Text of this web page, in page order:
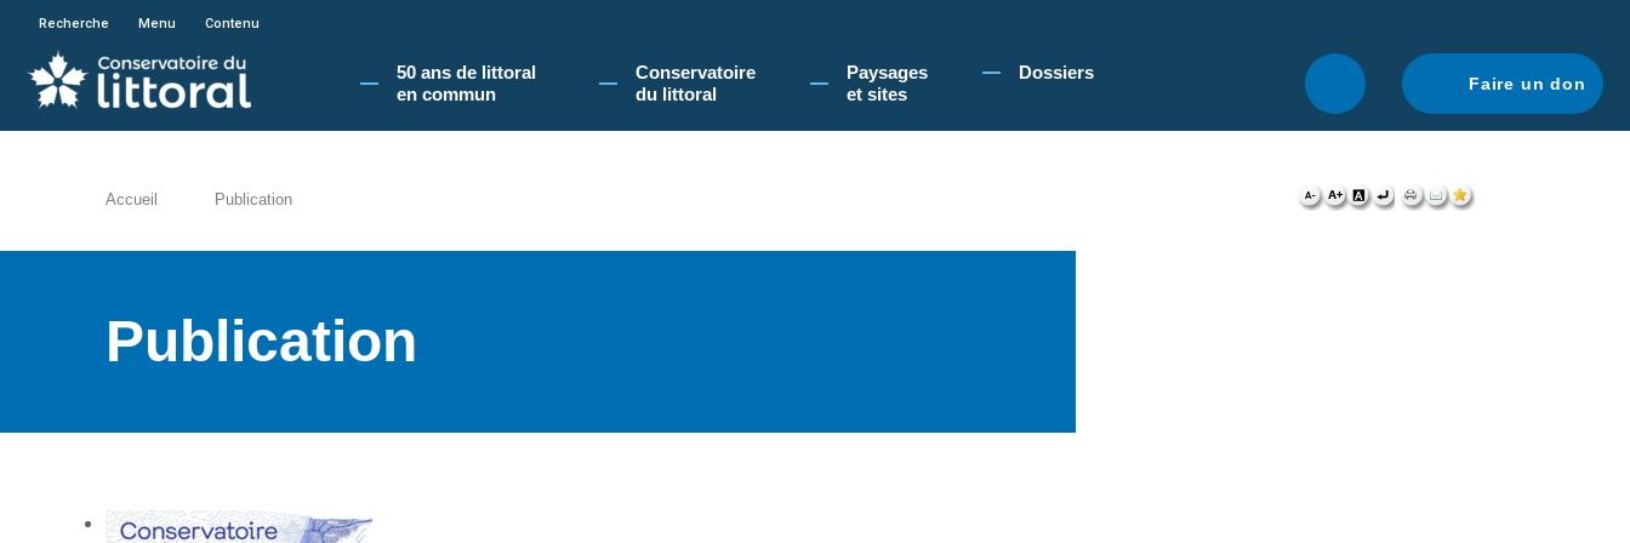
En poursuivant votre navigation sur le site du Conservatoire du littoral, vous acceptez l'utilisation de cookies pour vous proposer une navigation optimale.
Recherche Menu Contenu
50 ans de littoral
en commun​
Conservatoire
du littoral
Paysages
et sites
Dossiers
Faire un don
Accueil Publication
Publication